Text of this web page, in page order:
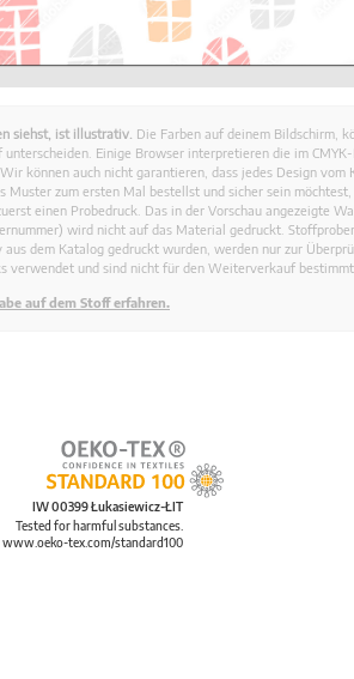
siehst, ist illustrativ. Die Farben auf deinem Bildschirm,
Einige Browser interpretieren die im
können auch nicht garantieren, dass jedes Design vom
Muster zum ersten Mal bestellst und sicher sein
einen Probedruck. Das in der Vorschau angezeigte
wird nicht auf das Material gedruckt.
dem Katalog gedruckt wurden, werden nur zur
verwendet und sind nicht für den Weiterverkauf bestimmt.
auf dem Stoff erfahren.
IW 00399 Łukasiewicz-ŁIT
Tested for harmful substances.
www.oeko-tex.com/standard100